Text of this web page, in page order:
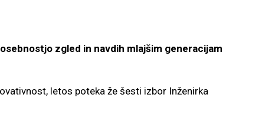
zgled in navdih mlajšim generacijam
letos poteka že šesti izbor Inženirka